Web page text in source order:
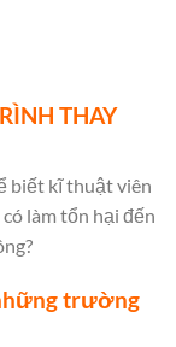
THAY
biết kĩ thuật viên
làm tổn hại đến
trường